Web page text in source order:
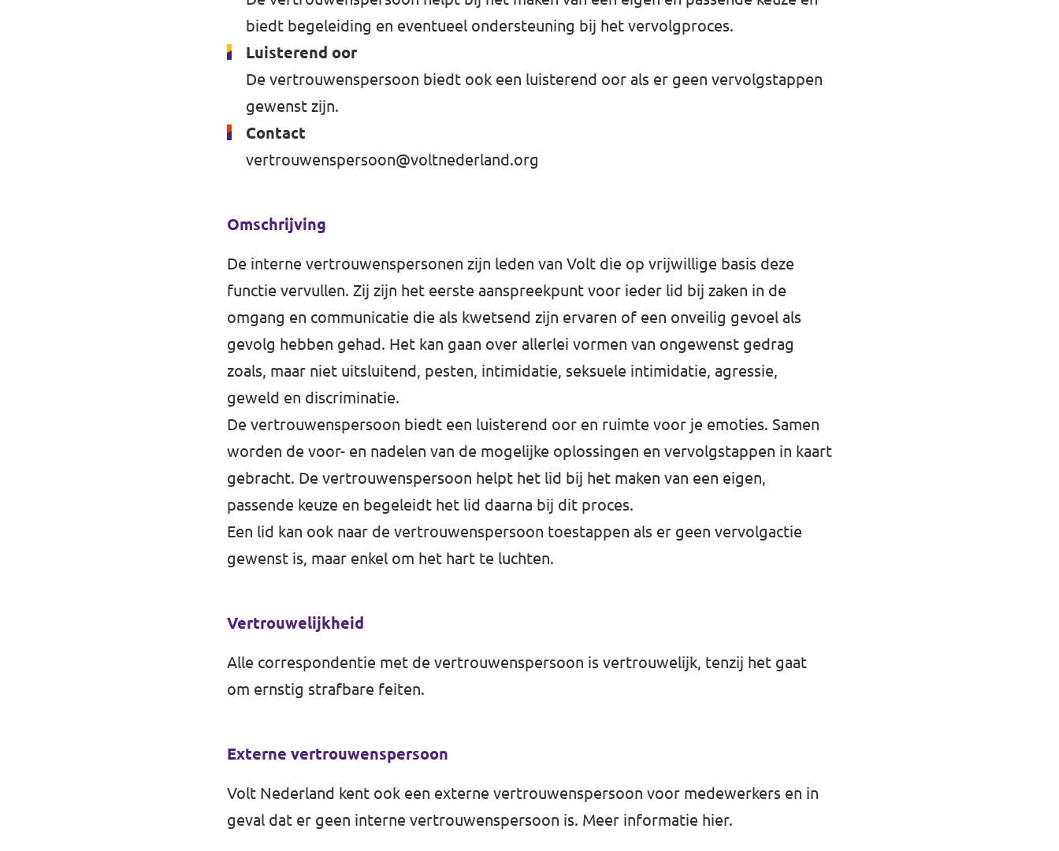
Volt There - Buitenlandstichting Volt
biedt begeleiding en eventueel ondersteuning bij het vervolgproces.
Luisterend oor
De vertrouwenspersoon biedt ook een luisterend oor als er geen vervolgstappen
gewenst zijn.
Contact
vertrouwenspersoon@voltnederland.org
Omschrijving
De interne vertrouwenspersonen zijn leden van Volt die op vrijwillige basis deze
functie vervullen. Zij zijn het eerste aanspreekpunt voor ieder lid bij zaken in de
omgang en communicatie die als kwetsend zijn ervaren of een onveilig gevoel als
gevolg hebben gehad. Het kan gaan over allerlei vormen van ongewenst gedrag
zoals, maar niet uitsluitend, pesten, intimidatie, seksuele intimidatie, agressie,
geweld en discriminatie.
De vertrouwenspersoon biedt een luisterend oor en ruimte voor je emoties. Samen
worden de voor- en nadelen van de mogelijke oplossingen en vervolgstappen in kaart
gebracht. De vertrouwenspersoon helpt het lid bij het maken van een eigen,
passende keuze en begeleidt het lid daarna bij dit proces.
Een lid kan ook naar de vertrouwenspersoon toestappen als er geen vervolgactie
gewenst is, maar enkel om het hart te luchten.
Vertrouwelijkheid
Alle correspondentie met de vertrouwenspersoon is vertrouwelijk, tenzij het gaat
om ernstig strafbare feiten.
Externe vertrouwenspersoon
Volt Nederland kent ook een externe vertrouwenspersoon voor medewerkers en in
geval dat er geen interne vertrouwenspersoon is. Meer informatie hier.